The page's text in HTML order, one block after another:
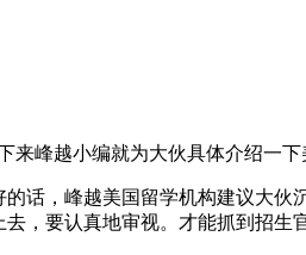
峰越小编就为大伙具体介绍一下
，峰越美国留学机构建议大伙
，要认真地审视。才能抓到招生